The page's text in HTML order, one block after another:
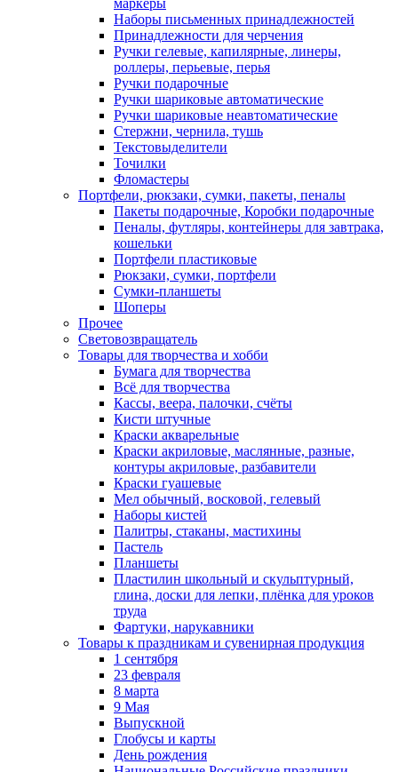
маркеры
Наборы письменных принадлежностей
Принадлежности для черчения
Ручки гелевые, капилярные, линеры,
роллеры, перьевые, перья
Ручки подарочные
Ручки шариковые автоматические
Ручки шариковые неавтоматические
Стержни, чернила, тушь
Текстовыделители
Точилки
Фломастеры
Портфели, рюкзаки, сумки, пакеты, пеналы
Пакеты подарочные, Коробки подарочные
Пеналы, футляры, контейнеры для завтрака,
кошельки
Портфели пластиковые
Рюкзаки, сумки, портфели
Сумки-планшеты
Шоперы
Прочее
Световозвращатель
Товары для творчества и хобби
Бумага для творчества
Всё для творчества
Кассы, веера, палочки, счёты
Кисти штучные
Краски акварельные
Краски акриловые, маслянные, разные,
контуры акриловые, разбавители
Краски гуашевые
Мел обычный, восковой, гелевый
Наборы кистей
Палитры, стаканы, мастихины
Пастель
Планшеты
Пластилин школьный и скульптурный,
глина, доски для лепки, плёнка для уроков
труда
Фартуки, нарукавники
Товары к праздникам и сувенирная продукция
1 сентября
23 февраля
8 марта
9 Мая
Выпускной
Глобусы и карты
День рождения